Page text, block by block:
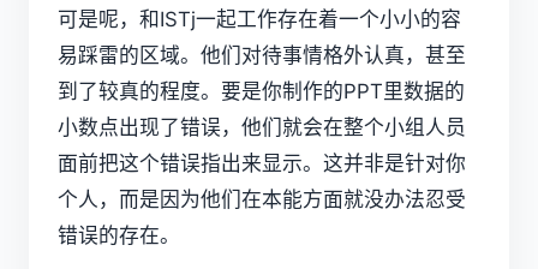
可是呢，和ISTj一起工作存在着一个小小的容
易踩雷的区域。他们对待事情格外认真，甚至
到了较真的程度。要是你制作的PPT里数据的
小数点出现了错误，他们就会在整个小组人员
面前把这个错误指出来显示。这并非是针对你
个人，而是因为他们在本能方面就没办法忍受
错误的存在。